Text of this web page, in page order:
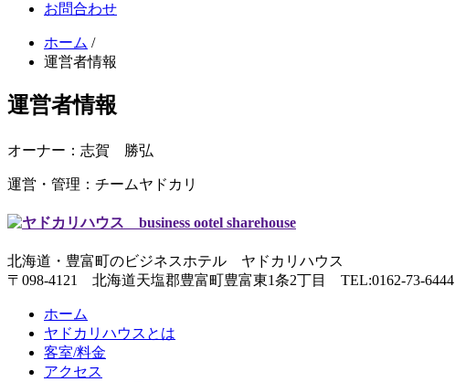
お問合わせ
ホーム /
運営者情報
運営者情報
オーナー：志賀 勝弘
運営・管理：チームヤドカリ
北海道・豊富町のビジネスホテル ヤドカリハウス
〒098-4121 北海道天塩郡豊富町豊富東1条2丁目 TEL:0162-73-6444
ホーム
ヤドカリハウスとは
客室/料金
アクセス